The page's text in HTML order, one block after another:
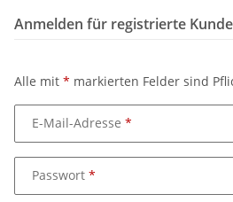
Anmelden für registrierte
Alle mit * markierten Felder sind
E-Mail-Adresse
Passwort